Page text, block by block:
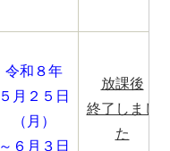
令和８年
５月２５日
（月）
～６月３日
放課後
終了しまし
た